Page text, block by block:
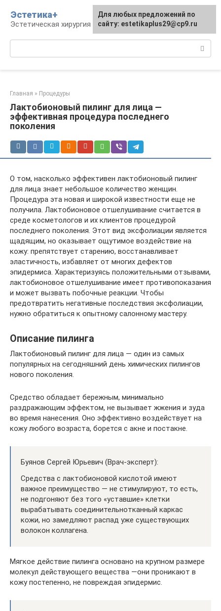
контенту
Эстетика+
Эстетическая хирургия и косметология
Главная » Процедуры
Лактобионовый пилинг для лица —
эффективная процедура последнего
поколения
О том, насколько эффективен лактобионовый пилинг
для лица знает небольшое количество женщин.
Процедура эта новая и широкой известности еще не
получила. Лактобионовое отшелушивание считается в
среде косметологов и их клиентов процедурой
последнего поколения. Этот вид эксфолиации является
щадящим, но оказывает ощутимое воздействие на
кожу: препятствует старению, восстанавливает
эластичность, избавляет от многих дефектов
эпидермиса. Характеризуясь положительными отзывами,
лактобионовое отшелушивание имеет противопоказания
и может вызвать побочные реакции. Чтобы
предотвратить негативные последствия эксфолиации,
нужно обратиться к опытному салонному мастеру.
Описание пилинга
Лактобионовый пилинг для лица — один из самых
популярных на сегодняшний день химических пилингов
нового поколения.
Средство обладает бережным, минимально
раздражающим эффектом, не вызывает жжения и зуда
во время нанесения. Оно эффективно воздействует на
кожу любого возраста, борется с акне и постакне.
Буянов Сергей Юрьевич (Врач-эксперт):
Средства с лактобионовой кислотой имеют
важное преимущество — не стимулируют, то есть,
не подгоняют без того «уставшие» клетки
вырабатывать соединительнотканный каркас
кожи, но замедляют распад уже существующих
волокон коллагена.
Мягкое действие пилинга основано на крупном размере
молекул действующего вещества —они проникают в
кожу постепенно, не повреждая эпидермис.
Для любых предложений по
сайту: estetikaplus29@cp9.ru